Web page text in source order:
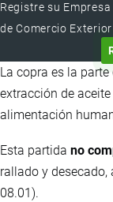
Registre su
de Comercio Exterior
La copra es la
extracción de
alimentación
Esta partida no
rallado y
08.01).